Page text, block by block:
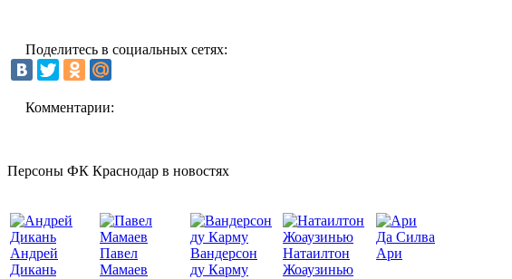
Поделитесь в социальных сетях:
Комментарии:
Персоны ФК Краснодар в новостях
Андрей
Дикань
Павел
Мамаев
Вандерсон
ду Карму
Натаилтон
Жоаузинью
Да Силва
Ари